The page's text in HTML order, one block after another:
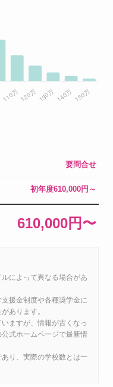
要問合せ
初年度610,000円～
610,000円〜
によって異なる場合があ
援金制度や各種奨学金に
あります。
ますが、情報が古くなっ
式ホームページで最新情
り、実際の学校数とは一